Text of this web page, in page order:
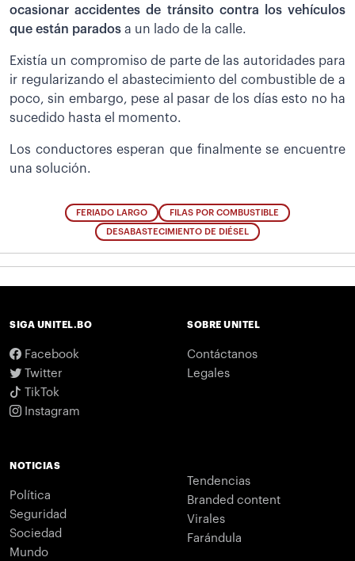
ocasionar accidentes de tránsito contra los vehículos
que están parados a un lado de la calle.
Existía un compromiso de parte de las autoridades para
ir regularizando el abastecimiento del combustible de a
poco, sin embargo, pese al pasar de los días esto no ha
sucedido hasta el momento.
Los conductores esperan que finalmente se encuentre
una solución.
FERIADO LARGO FILAS POR COMBUSTIBLE
DESABASTECIMIENTO DE DIÉSEL
SIGA UNITEL.BO
Facebook
Twitter
TikTok
Instagram
SOBRE UNITEL
Contáctanos
Legales
NOTICIAS
Política
Seguridad
Sociedad
Mundo
Tendencias
Branded content
Virales
Farándula